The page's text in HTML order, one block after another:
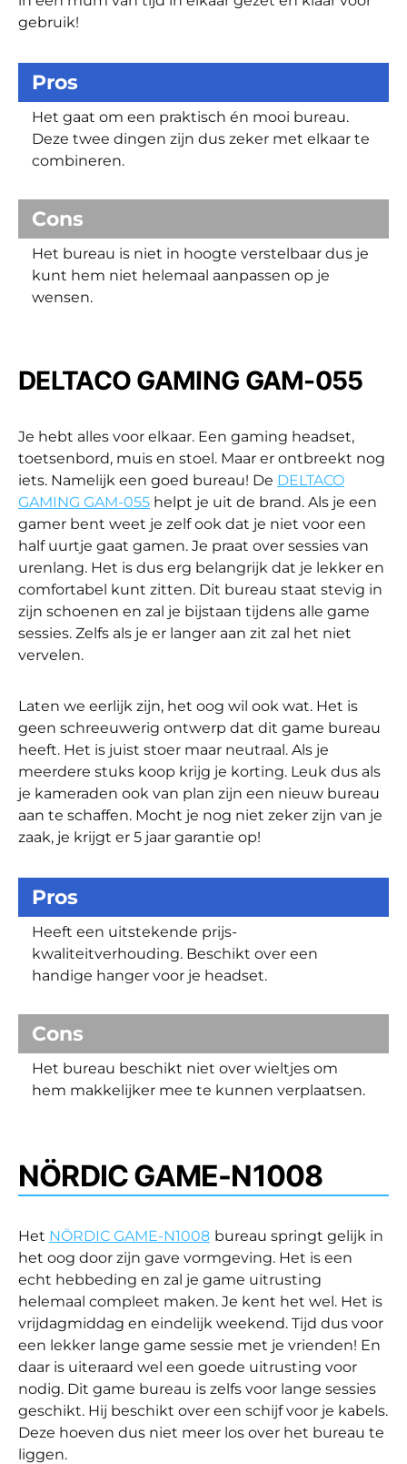
gebruik!
Pros
Het gaat om een praktisch én mooi bureau.
Deze twee dingen zijn dus zeker met elkaar te
combineren.
Cons
Het bureau is niet in hoogte verstelbaar dus je
kunt hem niet helemaal aanpassen op je
wensen.
DELTACO GAMING GAM-055
Je hebt alles voor elkaar. Een gaming headset,
toetsenbord, muis en stoel. Maar er ontbreekt nog
iets. Namelijk een goed bureau! De DELTACO
GAMING GAM-055 helpt je uit de brand. Als je een
gamer bent weet je zelf ook dat je niet voor een
half uurtje gaat gamen. Je praat over sessies van
urenlang. Het is dus erg belangrijk dat je lekker en
comfortabel kunt zitten. Dit bureau staat stevig in
zijn schoenen en zal je bijstaan tijdens alle game
sessies. Zelfs als je er langer aan zit zal het niet
vervelen.
Laten we eerlijk zijn, het oog wil ook wat. Het is
geen schreeuwerig ontwerp dat dit game bureau
heeft. Het is juist stoer maar neutraal. Als je
meerdere stuks koop krijg je korting. Leuk dus als
je kameraden ook van plan zijn een nieuw bureau
aan te schaffen. Mocht je nog niet zeker zijn van je
zaak, je krijgt er 5 jaar garantie op!
Pros
Heeft een uitstekende prijs-
kwaliteitverhouding. Beschikt over een
handige hanger voor je headset.
Cons
Het bureau beschikt niet over wieltjes om
hem makkelijker mee te kunnen verplaatsen.
NÖRDIC GAME-N1008
Het NÖRDIC GAME-N1008 bureau springt gelijk in
het oog door zijn gave vormgeving. Het is een
echt hebbeding en zal je game uitrusting
helemaal compleet maken. Je kent het wel. Het is
vrijdagmiddag en eindelijk weekend. Tijd dus voor
een lekker lange game sessie met je vrienden! En
daar is uiteraard wel een goede uitrusting voor
nodig. Dit game bureau is zelfs voor lange sessies
geschikt. Hij beschikt over een schijf voor je kabels.
Deze hoeven dus niet meer los over het bureau te
liggen.